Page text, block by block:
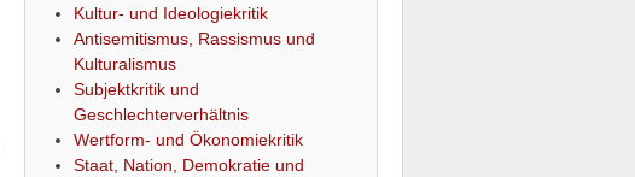
Kultur- und Ideologiekritik
Antisemitismus, Rassismus und
Kulturalismus
Subjektkritik und
Geschlechterverhältnis
Wertform- und Ökonomiekritik
Staat, Nation, Demokratie und